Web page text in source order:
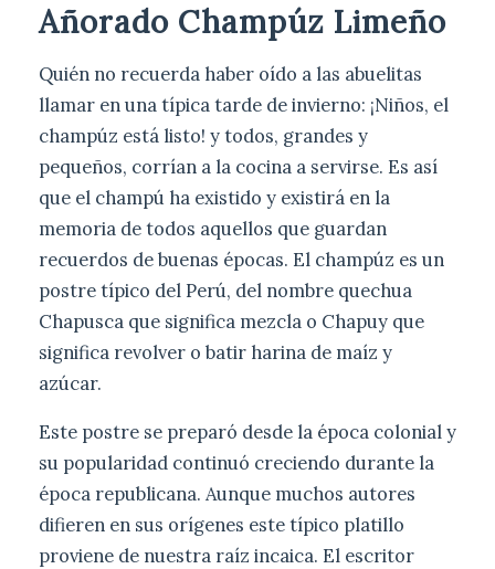
Añorado Champúz Limeño
Quién no recuerda haber oído a las abuelitas
llamar en una típica tarde de invierno: ¡Niños, el
champúz está listo! y todos, grandes y
pequeños, corrían a la cocina a servirse. Es así
que el champú ha existido y existirá en la
memoria de todos aquellos que guardan
recuerdos de buenas épocas. El champúz es un
postre típico del Perú, del nombre quechua
Chapusca que significa mezcla o Chapuy que
significa revolver o batir harina de maíz y
azúcar.
Este postre se preparó desde la época colonial y
su popularidad continuó creciendo durante la
época republicana. Aunque muchos autores
difieren en sus orígenes este típico platillo
proviene de nuestra raíz incaica. El escritor